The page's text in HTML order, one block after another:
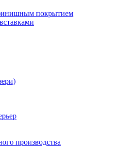
покрытием
производства